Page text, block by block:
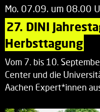
Mo. 07.09. um 08.00
27. DINI
Herbsttagung
Vom 7. bis 10.
Center und die
Aachen Expert*innen